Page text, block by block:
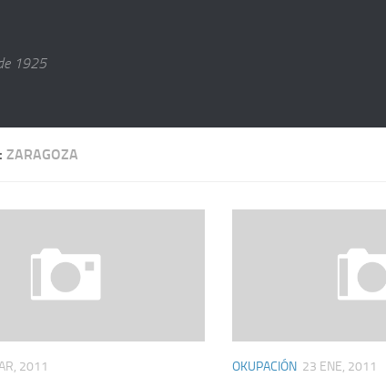
1925
ZARAGOZA
2011 OKUPACIÓN 23 ENE, 2011